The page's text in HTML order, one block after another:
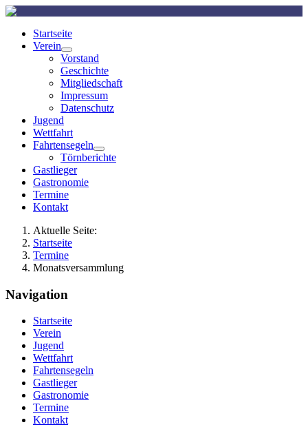
Startseite
Verein
Vorstand
Geschichte
Mitgliedschaft
Impressum
Datenschutz
Jugend
Wettfahrt
Fahrtensegeln
Törnberichte
Gastlieger
Gastronomie
Termine
Kontakt
Aktuelle Seite:
Startseite
Termine
Monatsversammlung
Navigation
Startseite
Verein
Jugend
Wettfahrt
Fahrtensegeln
Gastlieger
Gastronomie
Termine
Kontakt